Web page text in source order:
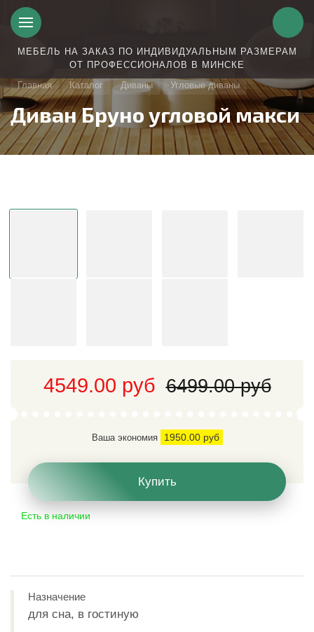
МЕБЕЛЬ НА ЗАКАЗ ПО ИНДИВИДУАЛЬНЫМ РАЗМЕРАМ
ОТ ПРОФЕССИОНАЛОВ В МИНСКЕ
Главная
Каталог Диваны Угловые диваны
Диван Бруно угловой макси
Есть в наличии
4549.00 руб 6499.00 руб
Ваша экономия 1950.00 руб
Купить
Назначение
для сна, в гостиную